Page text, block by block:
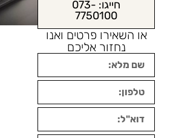
חייגו: 073-
7750100
או השאירו פרטים ואנו
נחזור אליכם